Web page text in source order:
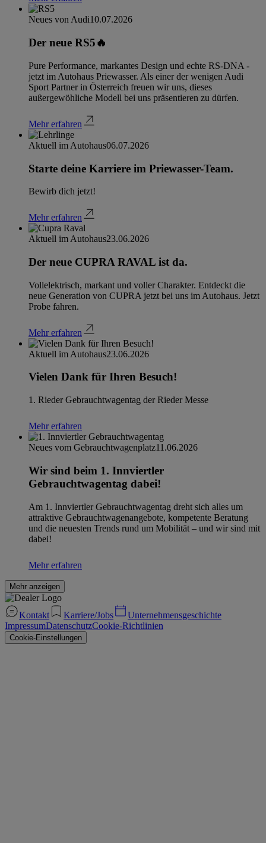
Neues von Audi10.07.2026
Der neue RS5🔥
Pure Performance, markantes Design und echte RS-DNA -
jetzt im Autohaus Priewasser. Als einer der wenigen Audi
Sport Partner in Österreich freuen wir uns, dieses
außergewöhliche Modell bei uns präsentieren zu dürfen.
Mehr erfahren
Aktuell im Autohaus06.07.2026
Starte deine Karriere im Priewasser-Team.
Bewirb dich jetzt!
Mehr erfahren
Aktuell im Autohaus23.06.2026
Der neue CUPRA RAVAL ist da.
Vollelektrisch, markant und voller Charakter. Entdeckt die
neue Generation von CUPRA jetzt bei uns im Autohaus. Jetzt
Probe fahren.
Mehr erfahren
Aktuell im Autohaus23.06.2026
Vielen Dank für Ihren Besuch!
1. Rieder Gebrauchtwagentag der Rieder Messe
Mehr erfahren
Neues vom Gebrauchtwagenplatz11.06.2026
Wir sind beim 1. Innviertler
Gebrauchtwagentag dabei!
Am 1. Innviertler Gebrauchtwagentag dreht sich alles um
attraktive Gebrauchtwagenangebote, kompetente Beratung
und die neuesten Trends rund um Mobilität – und wir sind mit
dabei!
Mehr erfahren
Mehr anzeigen
Kontakt Karriere/Jobs
Unternehmensgeschichte
ImpressumDatenschutzCookie-Richtlinien
Cookie-Einstellungen